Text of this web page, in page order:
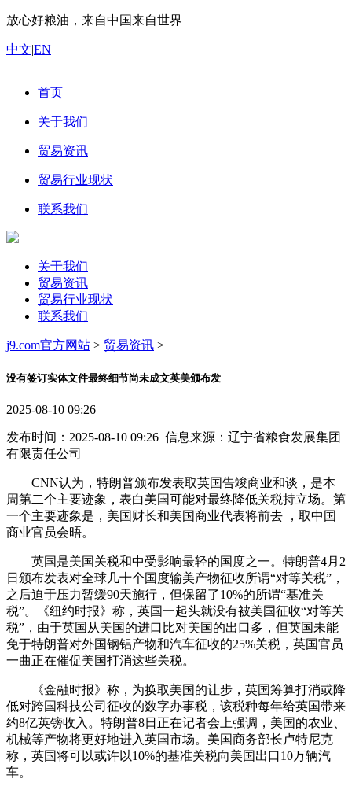
放心好粮油，来自中国来自世界
中文|EN
首页
关于我们
贸易资讯
贸易行业现状
联系我们
关于我们
贸易资讯
贸易行业现状
联系我们
j9.com官方网站 > 贸易资讯 >
没有签订实体文件最终细节尚未成文英美颁布发
2025-08-10 09:26
发布时间：2025-08-10 09:26 信息来源：辽宁省粮食发展集团
有限责任公司
CNN认为，特朗普颁布发表取英国告竣商业和谈，是本
周第二个主要迹象，表白美国可能对最终降低关税持立场。第
一个主要迹象是，美国财长和美国商业代表将前去 ，取中国
商业官员会晤。
英国是美国关税和中受影响最轻的国度之一。特朗普4月2
日颁布发表对全球几十个国度输美产物征收所谓“对等关税”，
之后迫于压力暂缓90天施行，但保留了10%的所谓“基准关
税”。《纽约时报》称，英国一起头就没有被美国征收“对等关
税”，由于英国从美国的进口比对美国的出口多，但英国未能
免于特朗普对外国钢铝产物和汽车征收的25%关税，英国官员
一曲正在催促美国打消这些关税。
《金融时报》称，为换取美国的让步，英国筹算打消或降
低对跨国科技公司征收的数字办事税，该税种每年给英国带来
约8亿英镑收入。特朗普8日正在记者会上强调，美国的农业、
机械等产物将更好地进入英国市场。美国商务部长卢特尼克
称，英国将可以或许以10%的基准关税向美国出口10万辆汽
车。